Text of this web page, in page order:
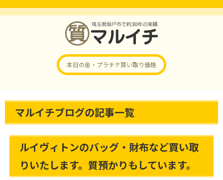
本日の金・プラチナ買い取り価格
マルイチブログの記事一覧
ルイヴィトンのバッグ・財布など買い取
りいたします。質預かりもしています。